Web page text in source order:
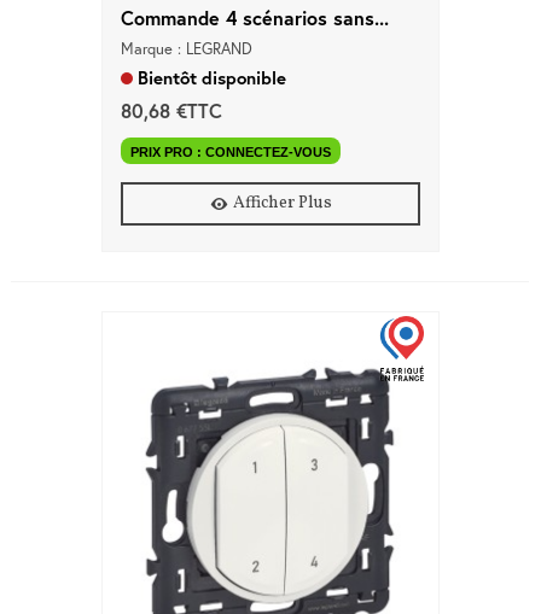
Commande 4 scénarios sans...
Marque : LEGRAND
Bientôt disponible
80,68 €TTC
PRIX PRO : CONNECTEZ-VOUS
Afficher Plus